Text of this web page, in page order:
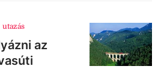
utazás
az